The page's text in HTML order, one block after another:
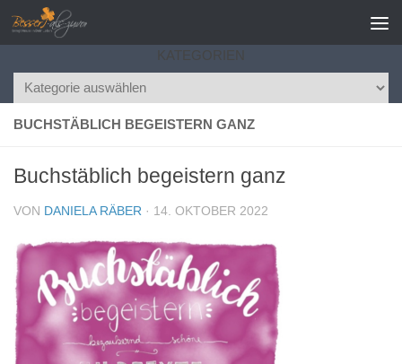
Zum Inhalt springen
KATEGORIEN
Kategorien
BUCHSTÄBLICH BEGEISTERN GANZ
Buchstäblich begeistern ganz
VON DANIELA RÄBER · 14. OKTOBER 2022